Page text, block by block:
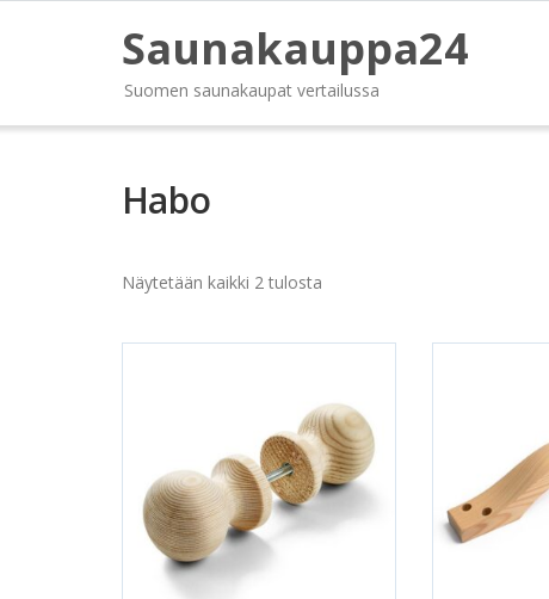
Saunakauppa24
Suomen saunakaupat vertailussa
Habo
Näytetään kaikki 2 tulosta